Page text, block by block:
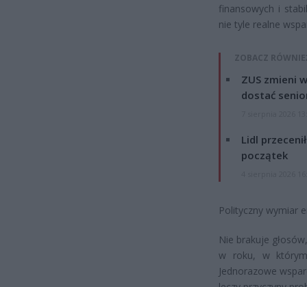
finansowych i
nie tyle realne
ZOBACZ
ZUS zmieni
dostać
Lidl
początek
Polityczny wymiar
Nie brakuje
w roku, w
Jednorazowe